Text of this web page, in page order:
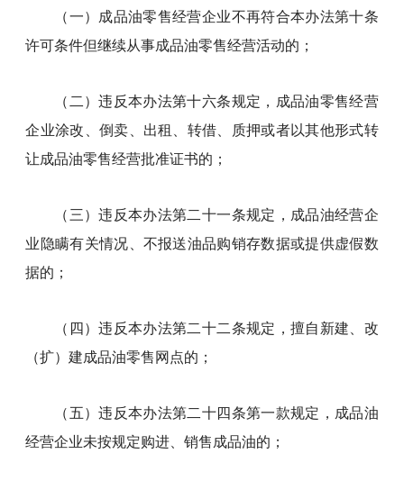
（一）成品油零售经营企业不再符合本办法第十条
许可条件但继续从事成品油零售经营活动的；
（二）违反本办法第十六条规定，成品油零售经营
企业涂改、倒卖、出租、转借、质押或者以其他形式转
让成品油零售经营批准证书的；
（三）违反本办法第二十一条规定，成品油经营企
业隐瞒有关情况、不报送油品购销存数据或提供虚假数
据的；
（四）违反本办法第二十二条规定，擅自新建、改
（扩）建成品油零售网点的；
（五）违反本办法第二十四条第一款规定，成品油
经营企业未按规定购进、销售成品油的；